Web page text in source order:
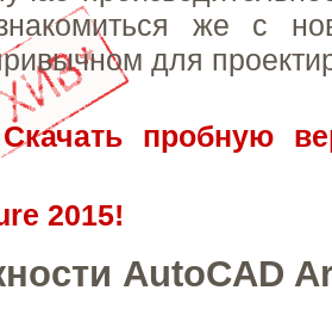
же с
для
Скачать пробную
2015!
AutoCAD